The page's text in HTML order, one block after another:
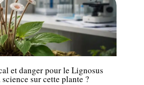
et danger pour le Lignosus
sur cette plante ?